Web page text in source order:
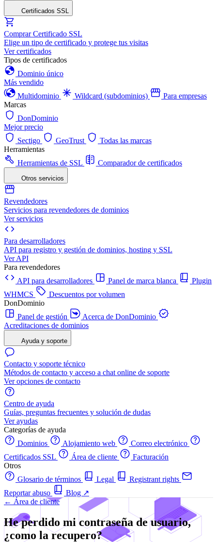
Certificados SSL
Comprar Certificado SSL
Elige un tipo de certificado y protege tus visitas
Ver certificados
Tipos de certificados
Dominio único
Más vendido
Multidominio
Wildcard (subdominios)
Para empresas
Marcas
DonDominio
Mejor precio
Sectigo
GeoTrust
Todas las marcas
Herramientas
Herramientas de SSL
Comparador de certificados
Otros servicios
Revendedores
Servicios para revendedores de dominios
Ver servicios
Para desarrolladores
API para registro y gestión de dominios, hosting y SSL
Ver API
Para revendedores
API para desarrolladores
Panel de marca blanca
Plugin
WHMCS
Descuentos por volumen
DonDominio
Panel de gestión
Acerca de DonDominio
Acreditaciones de dominios
Ayuda y soporte
Contacto y soporte técnico
Métodos de contacto y acceso a chat online de soporte
Ver opciones de contacto
Centro de ayuda
Guías, preguntas frecuentes y solución de dudas
Ver ayudas
Categorías de ayuda
Dominios
Alojamiento web
Correo electrónico
Certificados SSL
Área de cliente
Facturación
Otros
Glosario de términos
Legal
Registrant rights
Reportar abuso
Blog ↗
← Área de cliente
He perdido mi contraseña de usuario,
¿como la recupero?